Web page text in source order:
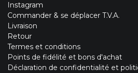
Instagram
Commander & se déplacer T.V.A.
Livraison
Retour
Termes et conditions
Points de fidélité et bons d'achat
Déclaration de confidentialité et